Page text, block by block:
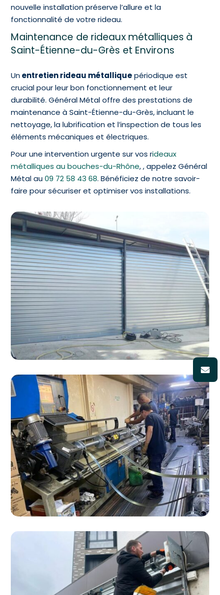
nouvelle installation préserve l’allure et la
fonctionnalité de votre rideau.
Maintenance de rideaux métalliques à
Saint-Étienne-du-Grès et Environs
Unentretien rideau métalliquepériodique est
crucial pour leur bon fonctionnement et leur
durabilité. Général Métal offre des prestations de
maintenance à Saint-Étienne-du-Grès, incluant le
nettoyage, la lubrification et l’inspection de tous les
éléments mécaniques et électriques.
Pour une intervention urgente sur vos rideaux
métalliques au bouches-du-Rhône, , appelez Général
Métal au09 72 58 43 68. Bénéficiez de notre savoir-
faire pour sécuriser et optimiser vos installations.